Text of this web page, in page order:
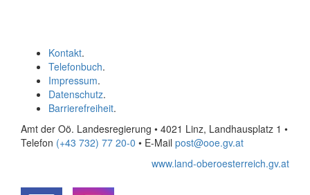
Kontakt.
Telefonbuch.
Impressum.
Datenschutz.
Barrierefreiheit.
Amt der Oö. Landesregierung • 4021 Linz, Landhausplatz 1 •
Telefon (+43 732) 77 20-0 • E-Mail post@ooe.gv.at
www.land-oberoesterreich.gv.at